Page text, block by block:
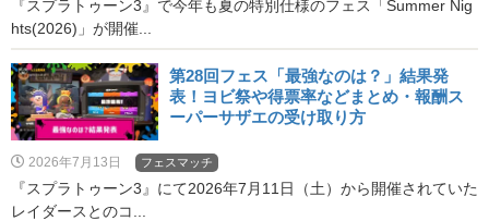
『スプラトゥーン3』で今年も夏の特別仕様のフェス「Summer Nig
hts(2026)」が開催...
第28回フェス「最強なのは？」結果発
表！ヨビ祭や得票率などまとめ・報酬ス
ーパーサザエの受け取り方
2026年7月13日 フェスマッチ
『スプラトゥーン3』にて2026年7月11日（土）から開催されていた
レイダースとのコ...